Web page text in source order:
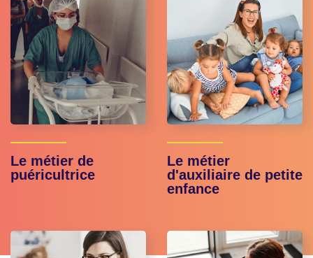
Le métier de
puéricultrice
Le métier
d'auxiliaire de petite
enfance